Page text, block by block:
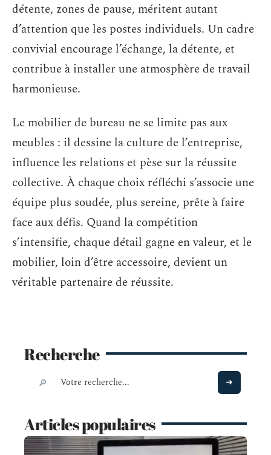
détente, zones de pause, méritent autant
d’attention que les postes individuels. Un cadre
convivial encourage l’échange, la détente, et
contribue à installer une atmosphère de travail
harmonieuse.
Le mobilier de bureau ne se limite pas aux
meubles : il dessine la culture de l’entreprise,
influence les relations et pèse sur la réussite
collective. À chaque choix réfléchi s’associe une
équipe plus soudée, plus sereine, prête à faire
face aux défis. Quand la compétition
s’intensifie, chaque détail gagne en valeur, et le
mobilier, loin d’être accessoire, devient un
véritable partenaire de réussite.
Recherche
Articles populaires